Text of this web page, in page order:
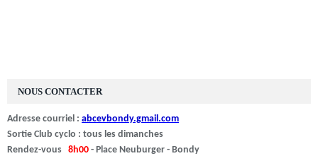
NOUS CONTACTER
Adresse courriel : abcevbondy.gmail.com
Sortie Club cyclo : tous les dimanches
Rendez-vous 8h00 - Place Neuburger - Bondy